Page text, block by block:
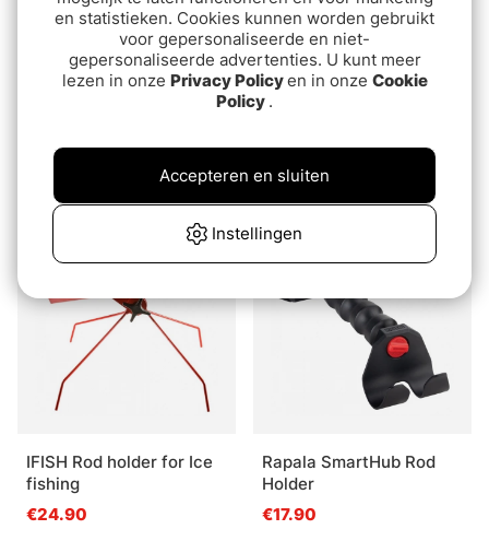
Combo Pike Rod holder
with strike indicator and
bell
€11.90
IFISH Rod holder for Ice
fishing
€24.90
Uitverkocht
Rapala SmartHub Rod
Holder
€17.90
en statistieken. Cookies kunnen worden gebruikt
voor gepersonaliseerde en niet-
gepersonaliseerde advertenties. U kunt meer
lezen in onze Privacy Policyen in onze Cookie
Policy .
Instellingen
Accepteren en sluiten